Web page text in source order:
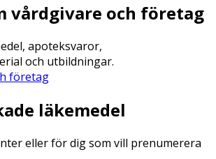
vårdgivare och företag
apoteksvaror,
och utbildningar.
företag
läkemedel
eller för dig som vill prenumerera